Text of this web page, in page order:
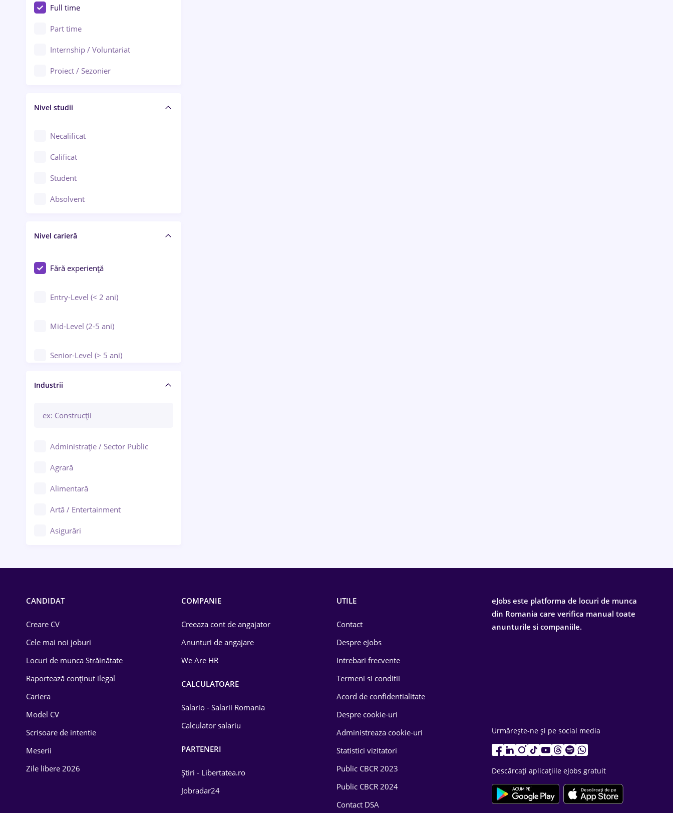
Arad
Baia Mare
Bârlad
Bistrița (Bistrița-Năsăud)
Au pair / Babysitter / Curățenie
Audit / Consultanță
Auto / Echipamente
Automatizări
Cercetare - dezvoltare
Chimie / Biochimie
Confecții / Design vestimentar
Construcții / Instalații
Controlul calității
Educație / Training / Arte
Full time
Part time
Internship / Voluntariat
Proiect / Sezonier
Nivel studii
Necalificat
Calificat
Student
Absolvent
Nivel carieră
Fără experiență
Entry-Level (< 2 ani)
Mid-Level (2-5 ani)
Senior-Level (> 5 ani)
Manager / Executiv
Industrii
Administrație / Sector Public
Agrară
Alimentară
Artă / Entertainment
Asigurări
Drept
Educație / Training
Energetică
Farma
CANDIDAT
Creare CV
Cele mai noi joburi
Locuri de munca Străinătate
Raportează conținut ilegal
Cariera
Model CV
Scrisoare de intentie
Meserii
Zile libere 2026
COMPANIE
Creeaza cont de angajator
Anunturi de angajare
We Are HR
CALCULATOARE
Salario - Salarii Romania
Calculator salariu
PARTENERI
Știri - Libertatea.ro
Jobradar24
UTILE
Contact
Despre eJobs
Intrebari frecvente
Termeni si conditii
Acord de confidentialitate
Despre cookie-uri
Administreaza cookie-uri
Statistici vizitatori
Public CBCR 2023
Public CBCR 2024
Contact DSA
eJobs este platforma de locuri de munca
din Romania care verifica manual toate
anunturile si companiile.
Urmărește-ne și pe social media
Descărcați aplicațiile eJobs gratuit